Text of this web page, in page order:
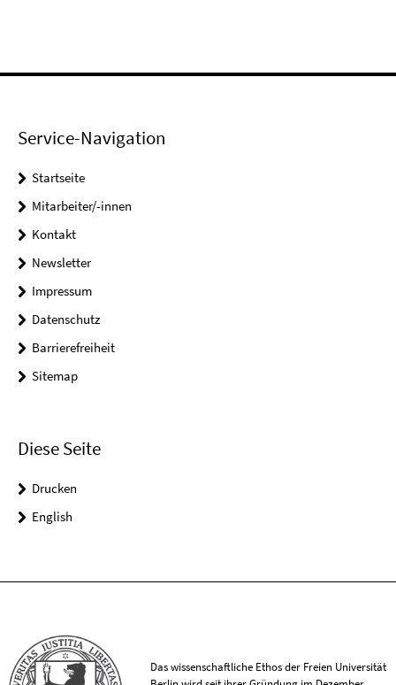
Service-Navigation
Startseite
Mitarbeiter/-innen
Kontakt
Newsletter
Impressum
Datenschutz
Barrierefreiheit
Sitemap
Diese Seite
Drucken
English
Das wissenschaftliche Ethos der Freien Universität